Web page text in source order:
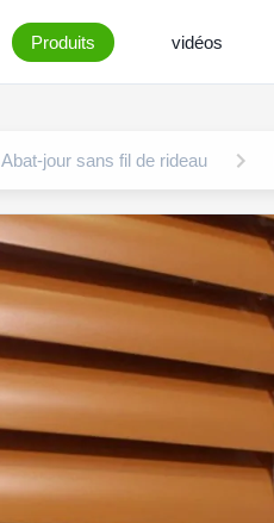
Produits vidéos
Abat-jour sans fil de rideau